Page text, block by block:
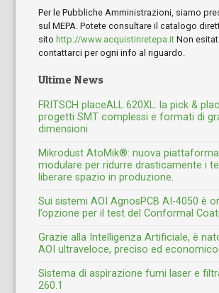
Per le Pubbliche Amministrazioni, siamo
sul MEPA. Potete consultare il catalogo
sito http://www.acquistinretepa.it Non
contattarci per ogni info al riguardo.
Ultime News
FRITSCH placeALL 620XL: la pick &
progetti SMT complessi e formati di
dimensioni
Mikrodust AtoMik®: nuova
modulare per ridurre drasticamente i
liberare spazio in produzione.
Sui sistemi AOI AgnosPCB AI-4050 è
l’opzione per il test del Conformal
Grazie alla Intelligenza Artificiale, è
AOI ultraveloce, preciso ed economico
Sistema di aspirazione fumi laser e
260.1